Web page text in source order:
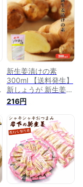
新生姜漬けの素
300ml 【送料発生】
新しょうが 新生姜
甘酢 調味液 野菜 漬
物 生姜 しょうが シ
ョウガ 国産
216円